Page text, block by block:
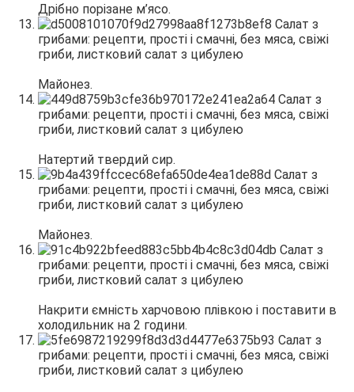
Дрібно порізане м’ясо.
Майонез.
Натертий твердий сир.
Майонез.
Накрити ємність харчовою плівкою і поставити в
холодильник на 2 години.